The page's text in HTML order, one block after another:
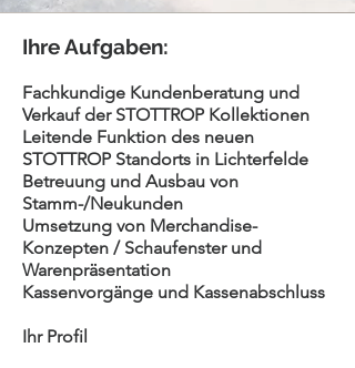
Ihre Aufgaben:
Fachkundige Kundenberatung und
Verkauf der STOTTROP Kollektionen
Leitende Funktion des neuen
STOTTROP Standorts in Lichterfelde
Betreuung und Ausbau von
Stamm-/Neukunden
Umsetzung von Merchandise-
Konzepten / Schaufenster und
Warenpräsentation
Kassenvorgänge und Kassenabschluss
Ihr Profil